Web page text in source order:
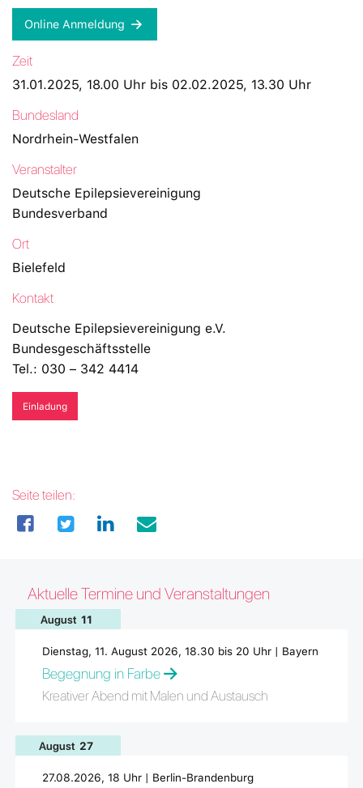
Online Anmeldung
Zeit
31.01.2025, 18.00 Uhr bis 02.02.2025, 13.30 Uhr
Bundesland
Nordrhein-Westfalen
Veranstalter
Deutsche Epilepsievereinigung
Bundesverband
Ort
Bielefeld
Kontakt
Deutsche Epilepsievereinigung e.V.
Bundesgeschäftsstelle
Tel.: 030 – 342 4414
Einladung
Seite teilen:
Aktuelle Termine und Veranstaltungen
August 11
Dienstag, 11. August 2026, 18.30 bis 20 Uhr | Bayern
Begegnung in Farbe
Kreativer Abend mit Malen und Austausch
August 27
27.08.2026, 18 Uhr | Berlin-Brandenburg